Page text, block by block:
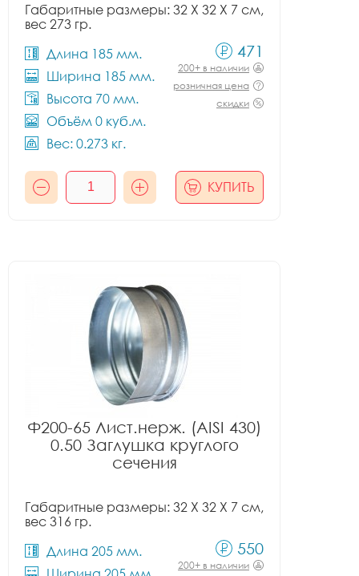
Габаритные размеры: 32 X 32 X 7 см,
вес 273 гр.
Длина 185 мм.
Ширина 185 мм.
Высота 70 мм.
Объём 0 куб.м.
Вес: 0.273 кг.
471
200+ в наличии
розничная цена
скидки
КУПИТЬ
Ф200-65 Лист.нерж. (AISI 430)
0.50 Заглушка круглого
сечения
Габаритные размеры: 32 X 32 X 7 см,
вес 316 гр.
Длина 205 мм.
550
200+ в наличии